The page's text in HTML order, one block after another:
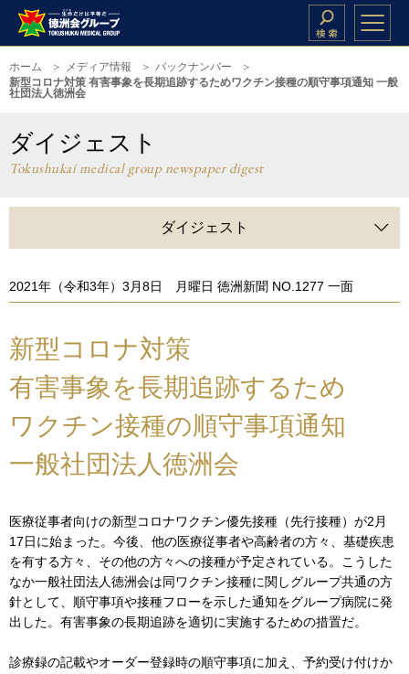
ホーム メディア情報
バックナンバー
新型コロナ対策 有害事象を長期追跡するためワクチン接種の順守事項通知 一般
社団法人徳洲会
ダイジェスト
Tokushukai medical group newspaper digest
ダイジェスト
2021年（令和3年）3月8日 月曜日 徳洲新聞 NO.1277 一面
新型コロナ対策
有害事象を長期追跡するため
ワクチン接種の順守事項通知
一般社団法人徳洲会
医療従事者向けの新型コロナワクチン優先接種（先行接種）が2月
17日に始まった。今後、他の医療従事者や高齢者の方々、基礎疾患
を有する方々、その他の方々への接種が予定されている。こうした
なか一般社団法人徳洲会は同ワクチン接種に関しグループ共通の方
針として、順守事項や接種フローを示した通知をグループ病院に発
出した。有害事象の長期追跡を適切に実施するための措置だ。
診療録の記載やオーダー登録時の順守事項に加え、予約受け付けか